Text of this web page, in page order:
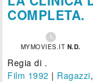
COMPLETA.

MYMOVIES.IT N.D.
Regia di .
Film 1992 | Ragazzi